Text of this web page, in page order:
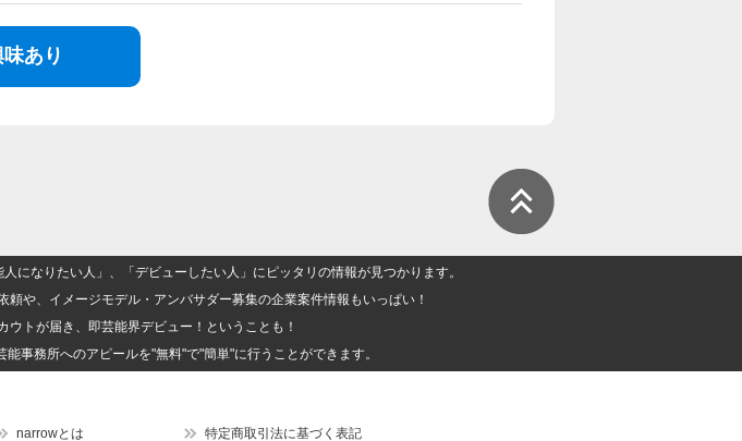
あり
になりたい人」、「デビューしたい人」にピッタリの情報が見つかります。
や、イメージモデル・アンバサダー募集の企業案件情報もいっぱい！
トが届き、即芸能界デビュー！ということも！
事務所へのアピールを"無料"で"簡単"に行うことができます。
narrowとは 特定商取引法に基づく表記